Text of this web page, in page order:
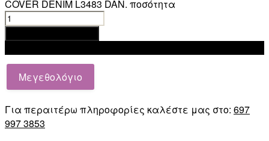
COVER DENIM L3483 DAN. ποσότητα
Μεγεθολόγιο
Για περαιτέρω πληροφορίες καλέστε μας στο: 697
997 3853